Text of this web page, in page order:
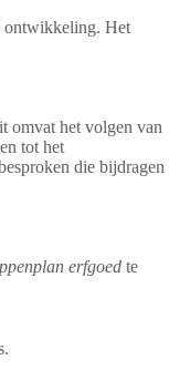
ontwikkeling. Het
omvat het volgen van
tot het
die bijdragen
erfgoed te